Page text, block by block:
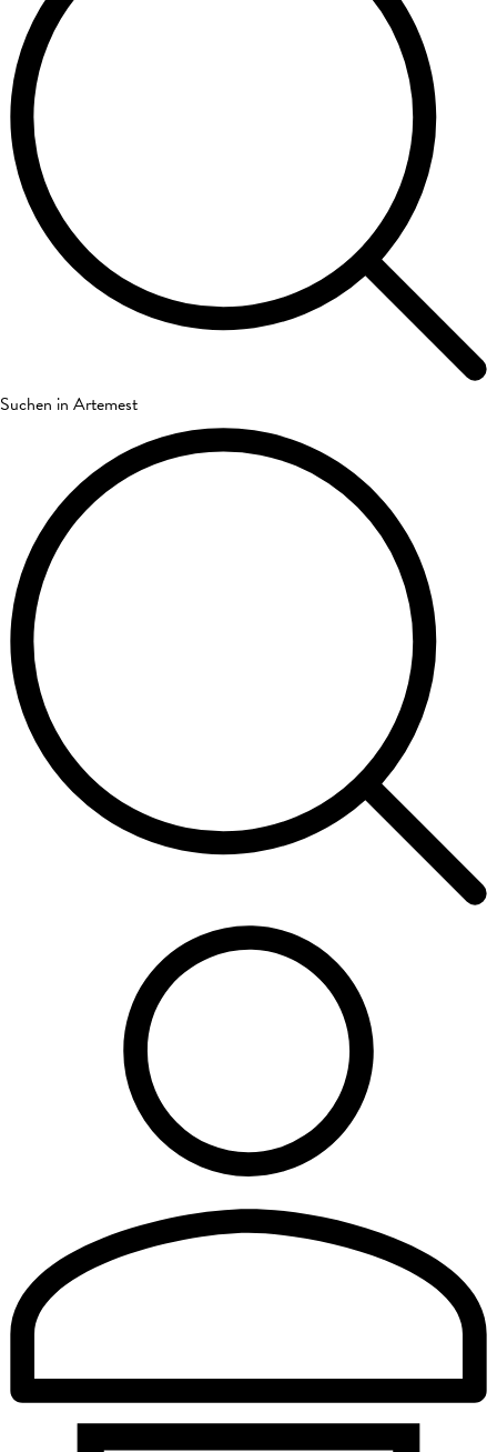
Suchen in Artemest